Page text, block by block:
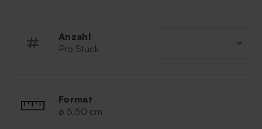
Palm Kernelate, Glycerin, Parfum, Sorbitol,
Coconut Acid, Sodium Chloride, Tetrasodium
Anzahl
Pro Stück
Format
ø 5,50 cm